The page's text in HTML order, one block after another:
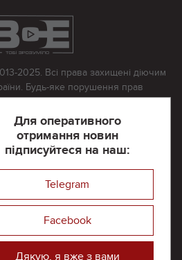
Для оперативного
отримання новин
підписуйтеся на наш:
Telegram
Facebook
Дякую, я вже з вами
2025. Всі права захищені діючим
Будь-яке порушення прав
порядку. Будь-яке відтворення
з письмово дозволу редакції.
усіх матеріалів, розміщених
які містять посилання на інші
інтернет-видання, несе редакційна
пошта:
на сайті
Розроблений та підтримується